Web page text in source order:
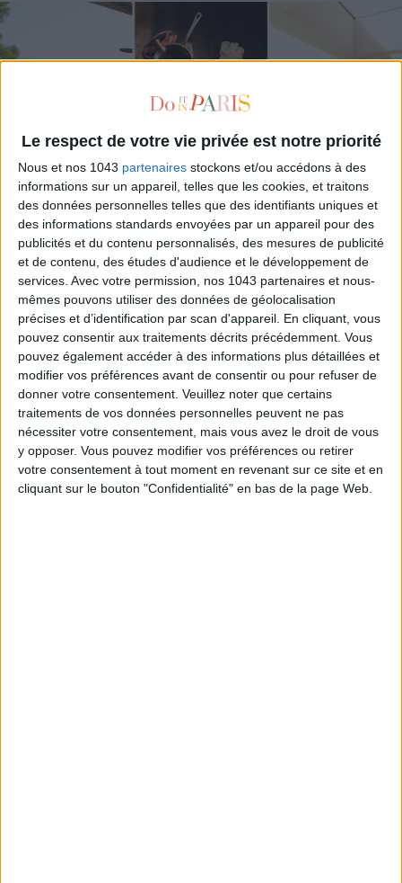
Le respect de votre vie privée est notre priorité
Nous et nos 1043 partenaires stockons et/ou accédons à des
informations sur un appareil, telles que les cookies, et traitons
des données personnelles telles que des identifiants uniques et
des informations standards envoyées par un appareil pour des
publicités et du contenu personnalisés, des mesures de publicité
et de contenu, des études d'audience et le développement de
services. Avec votre permission, nos 1043 partenaires et nous-
mêmes pouvons utiliser des données de géolocalisation
précises et d’identification par scan d'appareil. En cliquant, vous
pouvez consentir aux traitements décrits précédemment. Vous
pouvez également accéder à des informations plus détaillées et
modifier vos préférences avant de consentir ou pour refuser de
donner votre consentement. Veuillez noter que certains
traitements de vos données personnelles peuvent ne pas
nécessiter votre consentement, mais vous avez le droit de vous
y opposer. Vous pouvez modifier vos préférences ou retirer
votre consentement à tout moment en revenant sur ce site et en
cliquant sur le bouton "Confidentialité" en bas de la page Web.
LES MEILLEURS HÔTELS POUR UN WEEK-END SPA ET GASTRONOMIE
5 BONS ROMANS EN FORMAT POCHE À DÉVORER CET ÉTÉ